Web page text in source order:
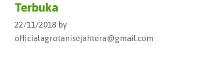
Terbuka
22/11/2018 by
officialagrotanisejahtera@gmail.com